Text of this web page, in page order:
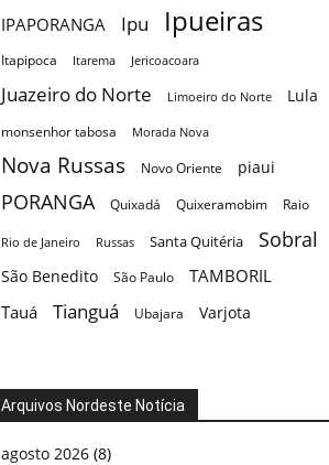
IPAPORANGA Ipu Ipueiras
Itapipoca Itarema Jericoacoara
Juazeiro do Norte Limoeiro do Norte Lula
monsenhor tabosa Morada Nova
Nova Russas Novo Oriente piaui
PORANGA Quixadá Quixeramobim Raio
Rio de Janeiro Russas Santa Quitéria Sobral
São Benedito São Paulo
TAMBORIL
Tauá
Tianguá Ubajara Varjota
Arquivos Nordeste Notícia
agosto 2026 (8)